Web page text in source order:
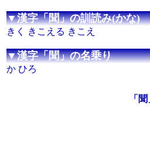
▼漢字「聞」の訓読み(かな)
きく きこえる きこえ
▼漢字「聞」の名乗り
か ひろ
「